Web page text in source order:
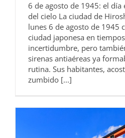
6 de agosto de 1945: el día
del cielo La ciudad de
lunes 6 de agosto de 1945
ciudad japonesa en
incertidumbre, pero
sirenas antiaéreas ya
rutina. Sus habitantes,
zumbido [...]